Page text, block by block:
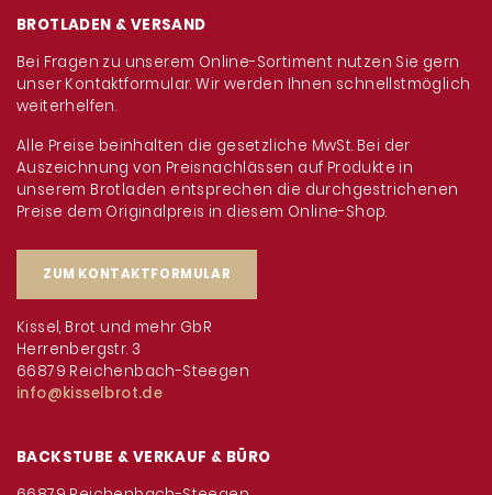
BROTLADEN & VERSAND
Bei Fragen zu unserem Online-Sortiment nutzen Sie gern
unser Kontaktformular. Wir werden Ihnen schnellstmöglich
weiterhelfen.
Alle Preise beinhalten die gesetzliche MwSt. Bei der
Auszeichnung von Preisnachlässen auf Produkte in
unserem Brotladen entsprechen die durchgestrichenen
Preise dem Originalpreis in diesem Online-Shop.
ZUM KONTAKTFORMULAR
Kissel, Brot und mehr GbR
Herrenbergstr. 3
66879 Reichenbach-Steegen
info@kisselbrot.de
BACKSTUBE & VERKAUF & BÜRO